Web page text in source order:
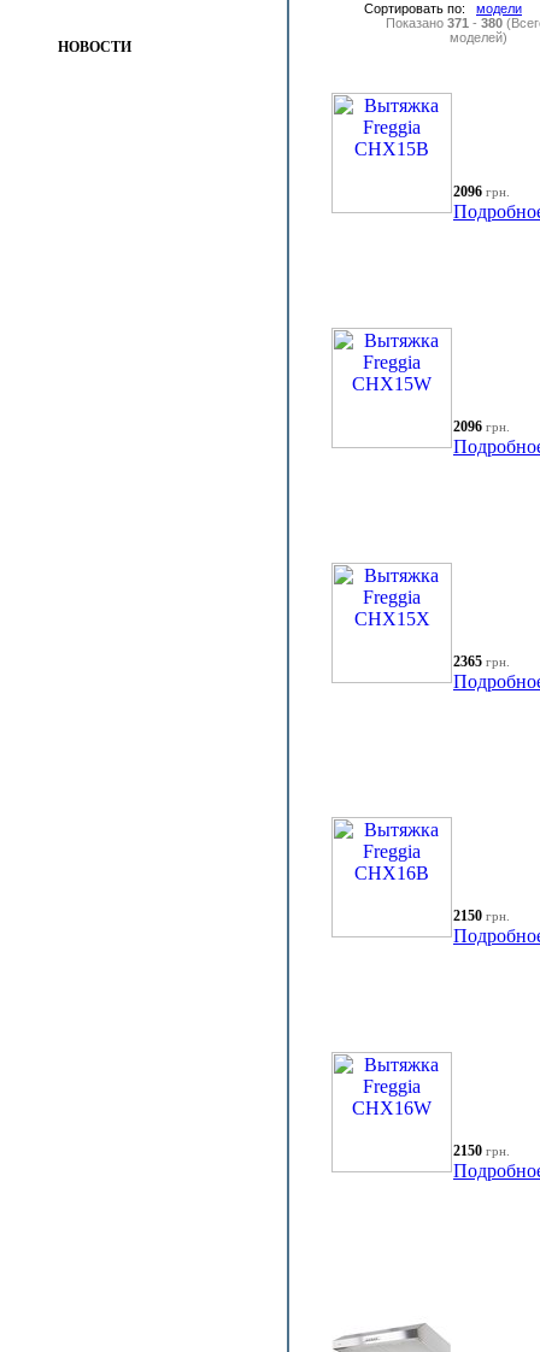
НОВОСТИ
Сортировать по: модели
Показано 371 - 380
моделей)
2096 грн.
2096 грн.
2365 грн.
2150 грн.
2150 грн.